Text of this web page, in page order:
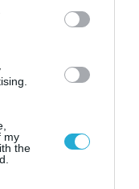
my
theγια
το πριν & το